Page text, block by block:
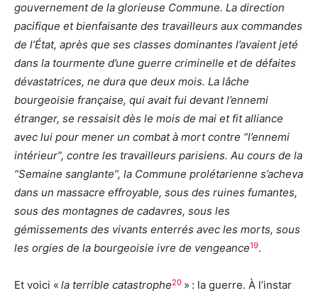
gouvernement de la glorieuse Commune. La direction
pacifique et bienfaisante des travailleurs aux commandes
de l’État, après que ses classes dominantes l’avaient jeté
dans la tourmente d’une guerre criminelle et de défaites
dévastatrices, ne dura que deux mois. La lâche
bourgeoisie française, qui avait fui devant l’ennemi
étranger, se ressaisit dès le mois de mai et fit alliance
avec lui pour mener un combat à mort contre “l’ennemi
intérieur”, contre les travailleurs parisiens. Au cours de la
“Semaine sanglante”, la Commune prolétarienne s’acheva
dans un massacre effroyable, sous des ruines fumantes,
sous des montagnes de cadavres, sous les
gémissements des vivants enterrés avec les morts, sous
les orgies de la bourgeoisie ivre de vengeance19.
Et voici « la terrible catastrophe20 » : la guerre. À l’instar